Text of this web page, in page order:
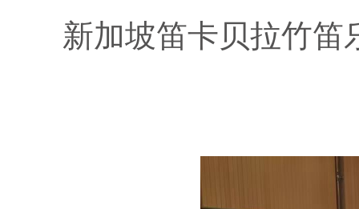
新加坡笛卡贝拉竹笛